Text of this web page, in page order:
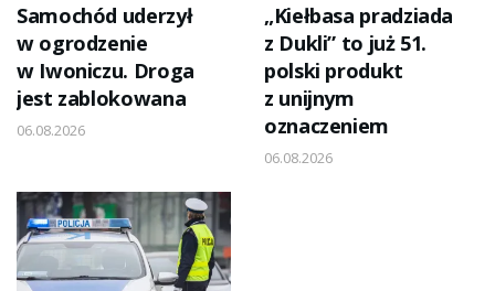
Samochód uderzył
w ogrodzenie
w Iwoniczu. Droga
jest zablokowana
06.08.2026
„Kiełbasa pradziada
z Dukli” to już 51.
polski produkt
z unijnym
oznaczeniem
06.08.2026